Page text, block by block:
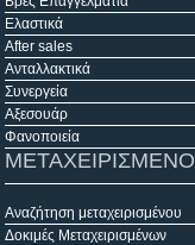
Ελαστικά
After sales
Ανταλλακτικά
Συνεργεία
Αξεσουάρ
Φανοποιεία
ΜΕΤΑΧΕΙΡΙΣΜΕΝΟ
Αναζήτηση μεταχειρισμένου
Δοκιμές Μεταχειρισμένων